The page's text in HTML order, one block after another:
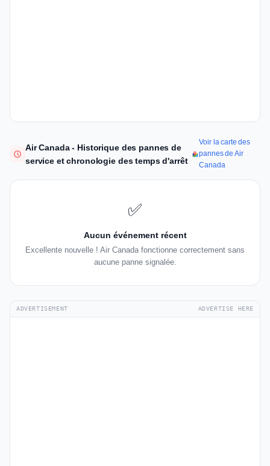
Air Canada - Historique des pannes de
service et chronologie des temps d'arrêt
Voir la carte des
pannes de Air
Canada
✅
Aucun événement récent
Excellente nouvelle ! Air Canada fonctionne correctement sans
aucune panne signalée.
ADVERTISEMENT ADVERTISE HERE